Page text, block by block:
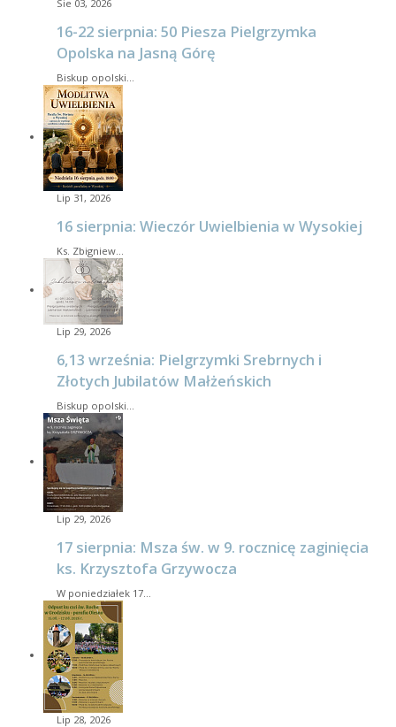
Sie 03, 2026
16-22 sierpnia: 50 Piesza Pielgrzymka
Opolska na Jasną Górę
Biskup opolski…
Lip 31, 2026
16 sierpnia: Wieczór Uwielbienia w Wysokiej
Ks. Zbigniew…
Lip 29, 2026
6,13 września: Pielgrzymki Srebrnych i
Złotych Jubilatów Małżeńskich
Biskup opolski…
Lip 29, 2026
17 sierpnia: Msza św. w 9. rocznicę zaginięcia
ks. Krzysztofa Grzywocza
W poniedziałek 17…
Lip 28, 2026